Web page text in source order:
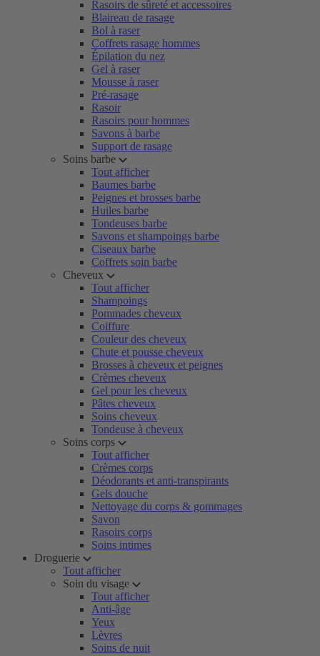
Rasoirs de sûreté et accessoires
Blaireau de rasage
Bol à raser
Coffrets rasage hommes
Épilation du nez
Gel à raser
Mousse à raser
Pré-rasage
Rasoir
Rasoirs pour hommes
Savons à barbe
Support de rasage
Soins barbe
Tout afficher
Baumes barbe
Peignes et brosses barbe
Huiles barbe
Tondeuses barbe
Savons et shampoings barbe
Ciseaux barbe
Coffrets soin barbe
Cheveux
Tout afficher
Shampoings
Pommades cheveux
Coiffure
Couleur des cheveux
Chute et pousse cheveux
Brosses à cheveux et peignes
Crèmes cheveux
Gel pour les cheveux
Pâtes cheveux
Soins cheveux
Tondeuse à cheveux
Soins corps
Tout afficher
Crèmes corps
Déodorants et anti-transpirants
Gels douche
Nettoyage du corps & gommages
Savon
Rasoirs corps
Soins intimes
Droguerie
Tout afficher
Soin du visage
Tout afficher
Anti-âge
Yeux
Lèvres
Soins de nuit